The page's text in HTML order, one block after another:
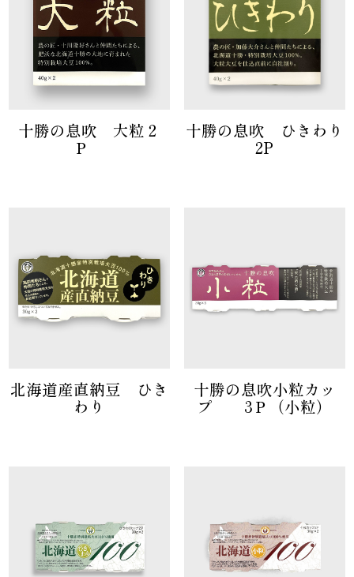
十勝の息吹 大粒２
Ｐ
十勝の息吹 ひきわり
2P
北海道産直納豆 ひき
わり
十勝の息吹小粒カッ
プ 3Ｐ（小粒）